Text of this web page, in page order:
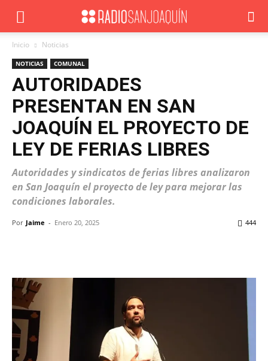
Inicio Noticias
NOTICIAS COMUNAL
AUTORIDADES
PRESENTAN EN SAN
JOAQUÍN EL PROYECTO DE
LEY DE FERIAS LIBRES
Autoridades y sindicatos de ferias libres analizaron
en San Joaquín el proyecto de ley para mejorar las
condiciones laborales.
Por Jaime - Enero 20, 2025 444